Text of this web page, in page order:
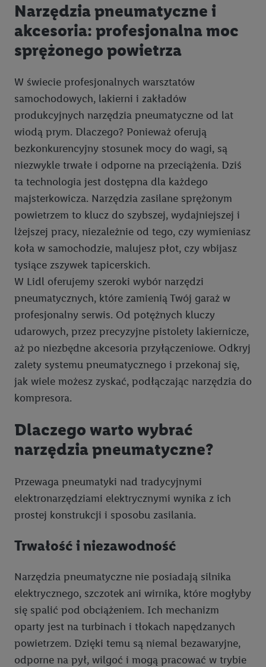
Narzędzia pneumatyczne i
akcesoria: profesjonalna moc
sprężonego powietrza
W świecie profesjonalnych warsztatów
samochodowych, lakierni i zakładów
produkcyjnych narzędzia pneumatyczne od lat
wiodą prym. Dlaczego? Ponieważ oferują
bezkonkurencyjny stosunek mocy do wagi, są
niezwykle trwałe i odporne na przeciążenia. Dziś
ta technologia jest dostępna dla każdego
majsterkowicza. Narzędzia zasilane sprężonym
powietrzem to klucz do szybszej, wydajniejszej i
lżejszej pracy, niezależnie od tego, czy wymieniasz
koła w samochodzie, malujesz płot, czy wbijasz
tysiące zszywek tapicerskich.
W Lidl oferujemy szeroki wybór narzędzi
pneumatycznych, które zamienią Twój garaż w
profesjonalny serwis. Od potężnych kluczy
udarowych, przez precyzyjne pistolety lakiernicze,
aż po niezbędne akcesoria przyłączeniowe. Odkryj
zalety systemu pneumatycznego i przekonaj się,
jak wiele możesz zyskać, podłączając narzędzia do
kompresora.
Dlaczego warto wybrać
narzędzia pneumatyczne?
Przewaga pneumatyki nad tradycyjnymi
elektronarzędziami elektrycznymi wynika z ich
prostej konstrukcji i sposobu zasilania.
Trwałość i niezawodność
Narzędzia pneumatyczne nie posiadają silnika
elektrycznego, szczotek ani wirnika, które mogłyby
się spalić pod obciążeniem. Ich mechanizm
oparty jest na turbinach i tłokach napędzanych
powietrzem. Dzięki temu są niemal bezawaryjne,
odporne na pył, wilgoć i mogą pracować w trybie